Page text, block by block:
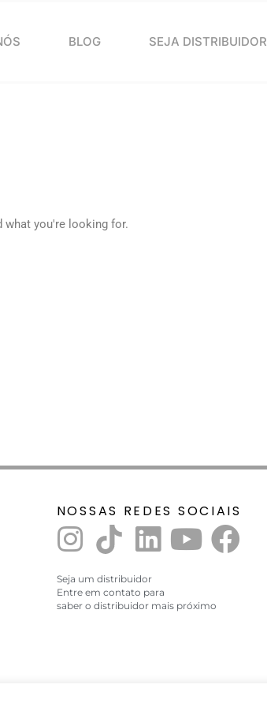
BLOG SEJA DISTRIBUIDOR
what you're looking for.
NOSSAS REDES SOCIAIS
Seja um distribuidor
Entre em contato para
saber o distribuidor mais próximo